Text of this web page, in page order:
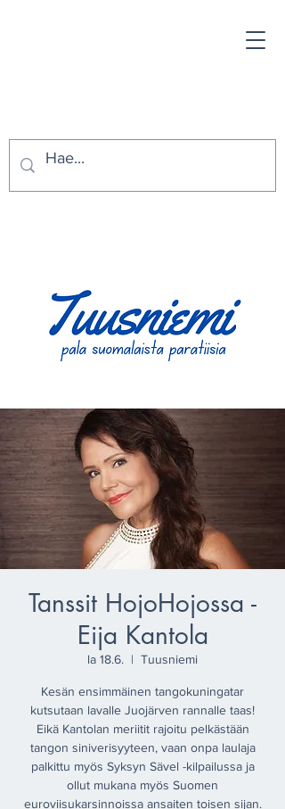
Tanssit HojoHojossa -
Eija Kantola
la 18.6.
  |
Tuusniemi
Kesän ensimmäinen tangokuningatar
kutsutaan lavalle Juojärven rannalle taas!
Eikä Kantolan meriitit rajoitu pelkästään
tangon siniverisyyteen, vaan onpa laulaja
palkittu myös Syksyn Sävel -kilpailussa ja
ollut mukana myös Suomen
euroviisukarsinnoissa ansaiten toisen sijan.